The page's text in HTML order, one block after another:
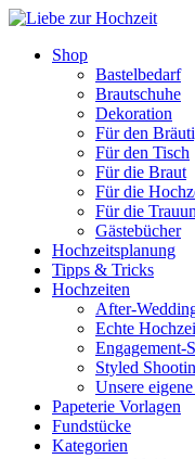
Shop
Bastelbedarf
Brautschuhe
Dekoration
Für den
Für den Tisch
Für die Braut
Für die
Für die
Gästebücher
Hochzeitsplanung
Tipps & Tricks
Hochzeiten
After-
Echte
Engagement-
Styled
Unsere
Papeterie Vorlagen
Fundstücke
Kategorien